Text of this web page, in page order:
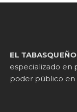
EL TABASQUEÑO
especializado en
poder público en